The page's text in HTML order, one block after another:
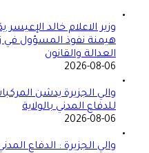
وزير الاعلام خالد
هيمنة نفوذ المسؤول في
العدالة والقانون
2026-08-06
والي الجزيرة يدشن
للدفاع المدني بالولاية
2026-08-06
والي الجزيرة : الدفاع